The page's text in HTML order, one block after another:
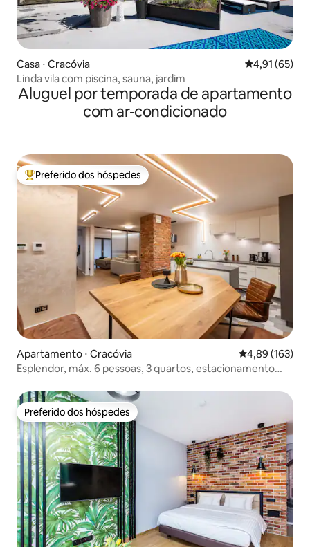
Casa ⋅ Cracóvia 4,91 de uma
4,91 (65)
Linda vila com piscina, sauna, jardim
Aluguel por temporada de apartamento
com ar-condicionado
Entre os melhores preferidos dos hóspedes
Preferido dos hóspedes
Apartamento ⋅ Cracóvia 4,89 de uma
4,89 (163)
Esplendor, máx. 6 pessoas, 3 quartos, estacionamento
Preferido dos hóspedes
Preferido dos hóspedes